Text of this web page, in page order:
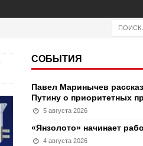
СОБЫТИЯ
Павел Маринычев
Путину о приоритетных
5 августа 2026
«Янзолото» начинает
4 августа 2026